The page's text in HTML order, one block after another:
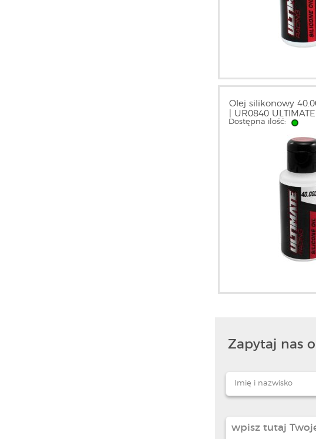
Olej silikonowy
| UR0840
Dostępna ilość:
Zapytaj nas